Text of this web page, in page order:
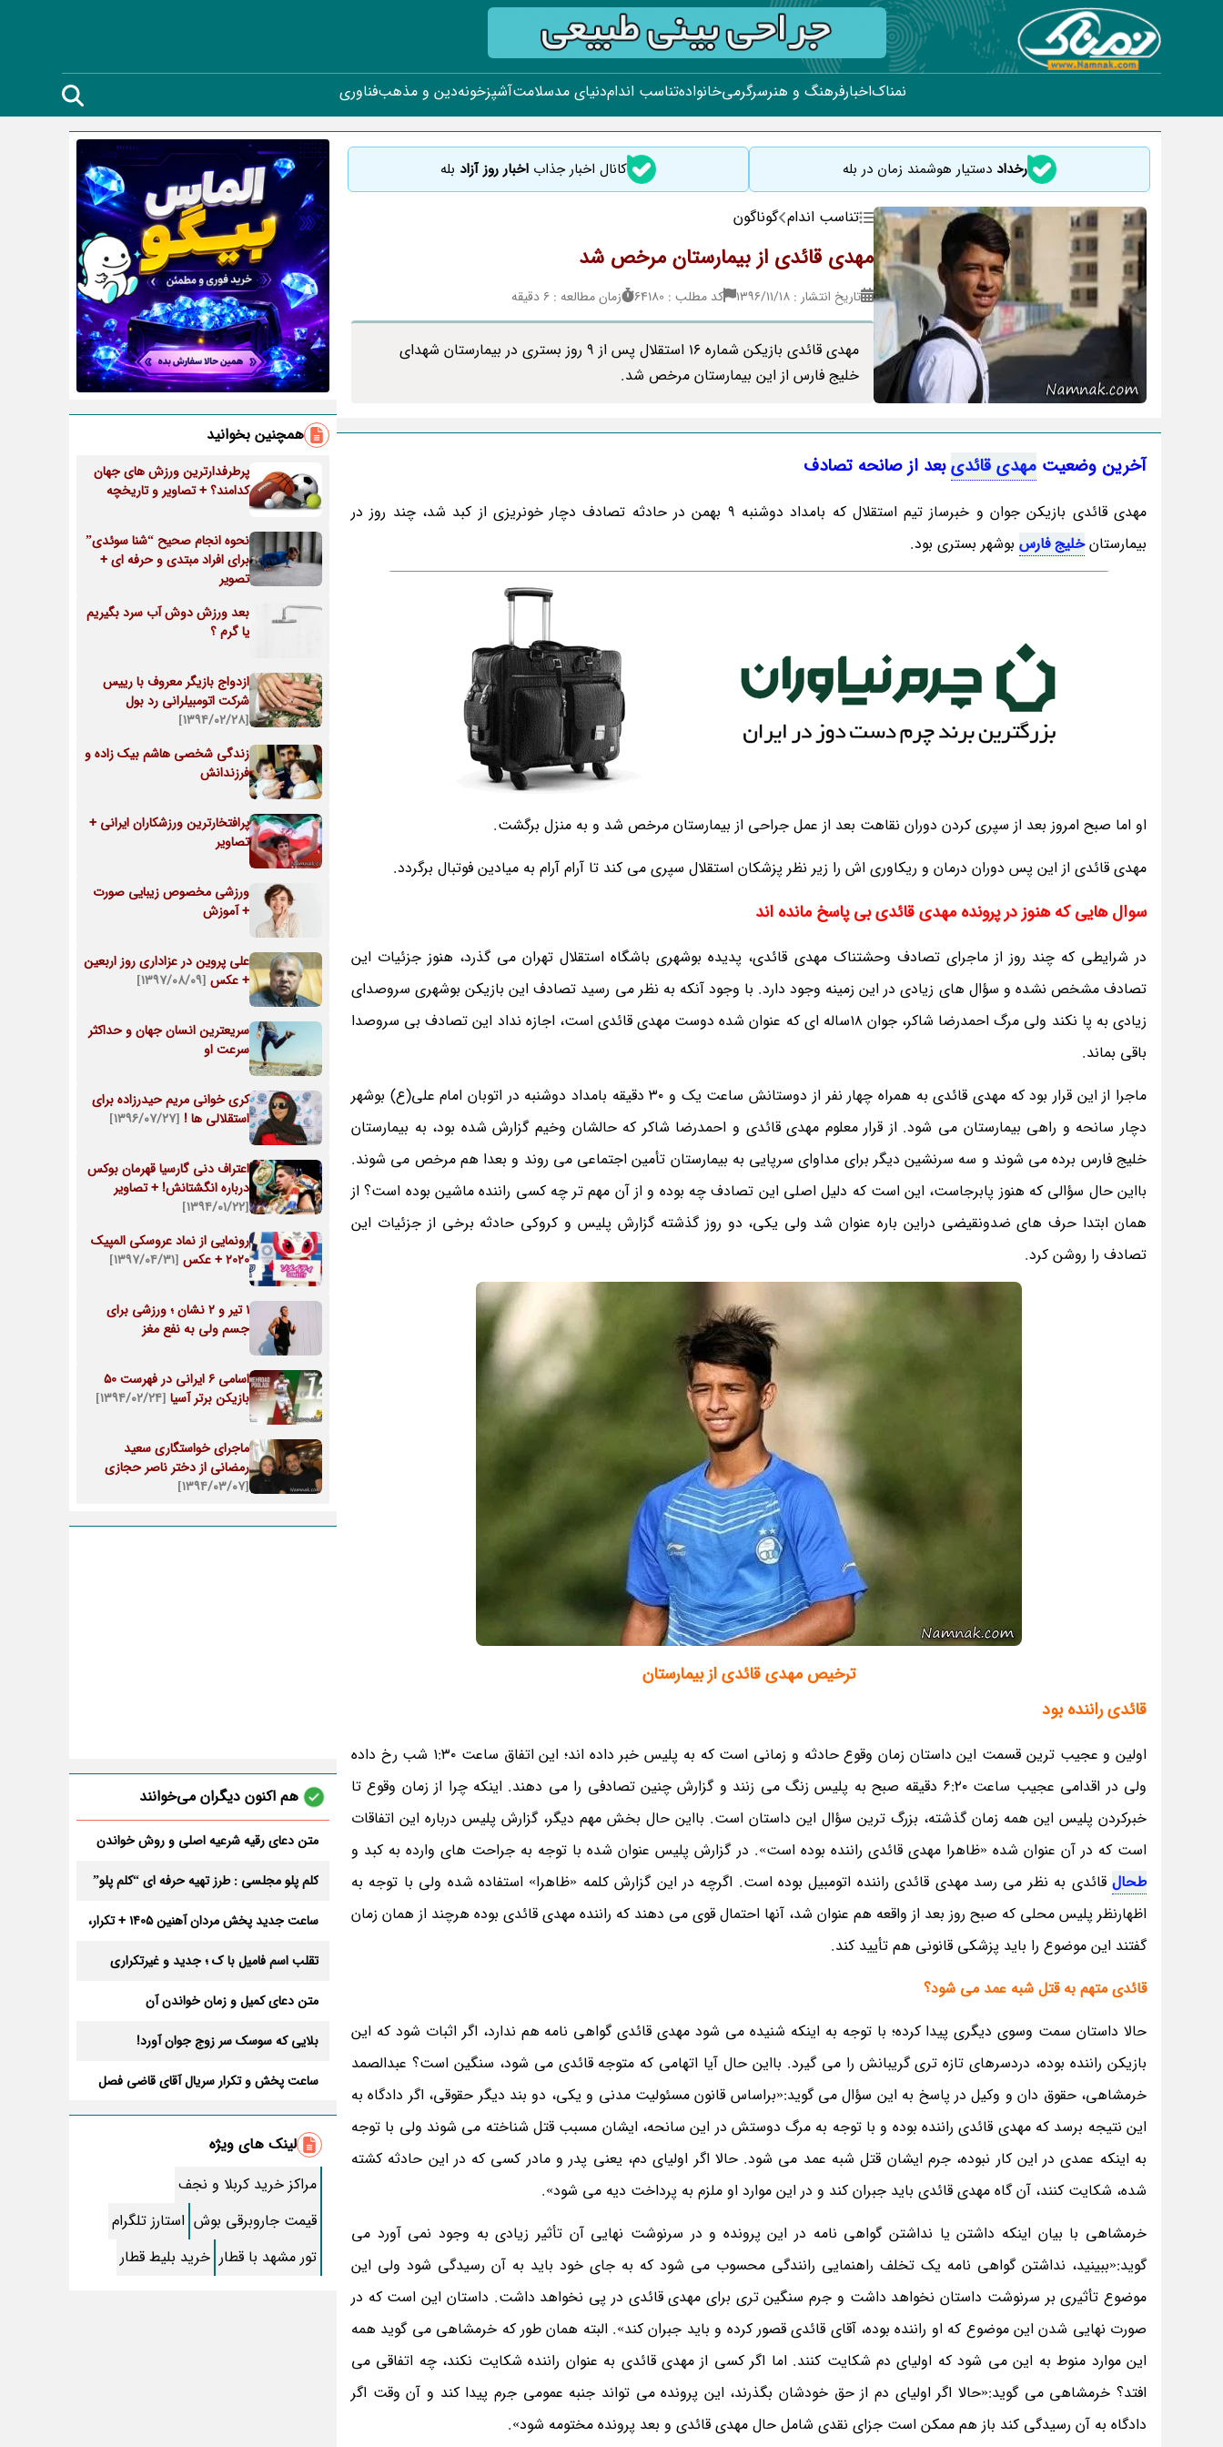
نمناکاخبارفرهنگ و هنرسرگرمیخانوادهتناسب اندامدنیای مدسلامتآشپزخونهدین و مذهبفناوری
رخداد دستیار هوشمند زمان در بله کانال اخبار جذاب اخبار روز آزاد بله
تناسب اندام گوناگون
مهدی قائدی از بیمارستان مرخص شد
تاریخ انتشار : ۱۳۹۶/۱۱/۱۸ کد مطلب : 64180 زمان مطالعه : 6 دقیقه
مهدی قائدی بازیکن شماره 16 استقلال پس از 9 روز بستری در بیمارستان شهدای
خلیج فارس از این بیمارستان مرخص شد.
آخرین وضعیت مهدی قائدیبعد از صانحه تصادف
مهدی قائدی بازیکن جوان و خبرساز تیم استقلال که بامداد دوشنبه 9 بهمن در حادثه تصادف دچار خونریزی از کبد شد، چند روز در
بیمارستانخلیج فارس بوشهر بستری بود.
او اما صبح امروز بعد از سپری کردن دوران نقاهت بعد از عمل جراحی از بیمارستان مرخص شد و به منزل برگشت.
مهدی قائدی از این پس دوران درمان و ریکاوری اش را زیر نظر پزشکان استقلال سپری می کند تا آرام آرام به میادین فوتبال برگردد.
سوال هایی که هنوز در پرونده مهدی قائدی بی پاسخ مانده اند
در شرایطی که چند روز از ماجرای تصادف وحشتناک مهدی قائدی، پدیده بوشهری باشگاه استقلال تهران می گذرد، هنوز جزئیات این
تصادف مشخص نشده و سؤال های زیادی در این زمینه وجود دارد. با وجود آنکه به نظر می رسید تصادف این بازیکن بوشهری سروصدای
زیادی به پا نکند ولی مرگ احمدرضا شاکر، جوان ١٨ساله ای که عنوان شده دوست مهدی قائدی است، اجازه نداد این تصادف بی سروصدا
باقی بماند.
ماجرا از این قرار بود که مهدی قائدی به همراه چهار نفر از دوستانش ساعت یک و ٣٠ دقیقه بامداد دوشنبه در اتوبان امام علی(ع) بوشهر
دچار سانحه و راهی بیمارستان می شود. از قرار معلوم مهدی قائدی و احمدرضا شاکر که حالشان وخیم گزارش شده بود، به بیمارستان
خلیج فارس برده می شوند و سه سرنشین دیگر برای مداوای سرپایی به بیمارستان تأمین اجتماعی می روند و بعدا هم مرخص می شوند.
بااین حال سؤالی که هنوز پابرجاست، این است که دلیل اصلی این تصادف چه بوده و از آن مهم تر چه کسی راننده ماشین بوده است؟ از
همان ابتدا حرف های ضدونقیضی دراین باره عنوان شد ولی یکی، دو روز گذشته گزارش پلیس و کروکی حادثه برخی از جزئیات این
تصادف را روشن کرد.
ترخیص مهدی قائدی از بیمارستان
قائدی راننده بود
اولین و عجیب ترین قسمت این داستان زمان وقوع حادثه و زمانی است که به پلیس خبر داده اند؛ این اتفاق ساعت ١:٣٠ شب رخ داده
ولی در اقدامی عجیب ساعت ٦:٢٠ دقیقه صبح به پلیس زنگ می زنند و گزارش چنین تصادفی را می دهند. اینکه چرا از زمان وقوع تا
خبرکردن پلیس این همه زمان گذشته، بزرگ ترین سؤال این داستان است. بااین حال بخش مهم دیگر، گزارش پلیس درباره این اتفاقات
است که در آن عنوان شده «ظاهرا مهدی قائدی راننده بوده است». در گزارش پلیس عنوان شده با توجه به جراحت های وارده به کبد و
طحال قائدی به نظر می رسد مهدی قائدی راننده اتومبیل بوده است. اگرچه در این گزارش کلمه «ظاهرا» استفاده شده ولی با توجه به
اظهارنظر پلیس محلی که صبح روز بعد از واقعه هم عنوان شد، آنها احتمال قوی می دهند که راننده مهدی قائدی بوده هرچند از همان زمان
گفتند این موضوع را باید پزشکی قانونی هم تأیید کند.
قائدی متهم به قتل شبه عمد می شود؟
حالا داستان سمت وسوی دیگری پیدا کرده؛ با توجه به اینکه شنیده می شود مهدی قائدی گواهی نامه هم ندارد، اگر اثبات شود که این
بازیکن راننده بوده، دردسرهای تازه تری گریبانش را می گیرد. بااین حال آیا اتهامی که متوجه قائدی می شود، سنگین است؟ عبدالصمد
خرمشاهی، حقوق دان و وکیل در پاسخ به این سؤال می گوید:«براساس قانون مسئولیت مدنی و یکی، دو بند دیگر حقوقی، اگر دادگاه به
این نتیجه برسد که مهدی قائدی راننده بوده و با توجه به مرگ دوستش در این سانحه، ایشان مسبب قتل شناخته می شوند ولی با توجه
به اینکه عمدی در این کار نبوده، جرم ایشان قتل شبه عمد می شود. حالا اگر اولیای دم، یعنی پدر و مادر کسی که در این حادثه کشته
شده، شکایت کنند، آن گاه مهدی قائدی باید جبران کند و در این موارد او ملزم به پرداخت دیه می شود».
خرمشاهی با بیان اینکه داشتن یا نداشتن گواهی نامه در این پرونده و در سرنوشت نهایی آن تأثیر زیادی به وجود نمی آورد می
گوید:«ببینید، نداشتن گواهی نامه یک تخلف راهنمایی رانندگی محسوب می شود که به جای خود باید به آن رسیدگی شود ولی این
موضوع تأثیری بر سرنوشت داستان نخواهد داشت و جرم سنگین تری برای مهدی قائدی در پی نخواهد داشت. داستان این است که در
صورت نهایی شدن این موضوع که او راننده بوده، آقای قائدی قصور کرده و باید جبران کند». البته همان طور که خرمشاهی می گوید همه
این موارد منوط به این می شود که اولیای دم شکایت کنند. اما اگر کسی از مهدی قائدی به عنوان راننده شکایت نکند، چه اتفاقی می
افتد؟ خرمشاهی می گوید:«حالا اگر اولیای دم از حق خودشان بگذرند، این پرونده می تواند جنبه عمومی جرم پیدا کند و آن وقت اگر
دادگاه به آن رسیدگی کند باز هم ممکن است جزای نقدی شامل حال مهدی قائدی و بعد پرونده مختومه شود».
همچنین بخوانید
پرطرفدارترین ورزش های جهان
کدامند؟ + تصاویر و تاریخچه
نحوه انجام صحیح “شنا سوئدی”
برای افراد مبتدی و حرفه ای +
تصویر
بعد ورزش دوش آب سرد بگیریم
یا گرم ؟
ازدواج بازیگر معروف با رییس
شرکت اتومبیلرانی رد بول
[۱۳۹۴/۰۲/۲۸]
زندگی شخصی هاشم بیک زاده و
فرزندانش
پرافتخارترین ورزشکاران ایرانی +
تصاویر
ورزشی مخصوص زیبایی صورت
+ آموزش
علی پروین در عزاداری روز اربعین
+ عکس [۱۳۹۷/۰۸/۰۹]
سریعترین انسان جهان و حداکثر
سرعت او
کری خوانی مریم حیدرزاده برای
استقلالی ها ! [۱۳۹۶/۰۷/۲۷]
اعتراف دنی گارسیا قهرمان بوکس
درباره انگشتانش! + تصاویر
[۱۳۹۴/۰۱/۲۲]
رونمایی از نماد عروسکی المپیک
2020 + عکس
[۱۳۹۷/۰۴/۳۱]
1 تیر و 2 نشان ؛ ورزشی برای
جسم ولی به نفع مغز
اسامی 6 ایرانی در فهرست 50
بازیکن برتر آسیا [۱۳۹۴/۰۲/۲۴]
ماجرای خواستگاری سعید
رمضانی از دختر ناصر حجازی
[۱۳۹۴/۰۳/۰۷]
هم اکنون دیگران می‌خوانند
متن دعای رقیه شرعیه اصلی و روش خواندن
کلم پلو مجلسی : طرز تهیه حرفه ای “کلم پلو”
ساعت جدید پخش مردان آهنین 1405 + تکرار،
تقلب اسم فامیل با ک ؛ جدید و غیرتکراری
متن دعای کمیل و زمان خواندن آن
بلایی که سوسک سر زوج جوان آورد!
ساعت پخش و تکرار سریال آقای قاضی فصل
طرز تهیه سالاد ماکارونی خانگی خوشمزه و
لذیذ + آموزش تصویری
طرز تهیه پاستا با سس آلفردو و مرغ فوری +
آموزش تصویری پنه
جواب کامل اسم فامیل با “س”
ماه قرمز نشانه آخر دنیا در آسمان ظاهر شد !
جملات زیبا برای بهترین پدر دنیا
لینک های ویژه
مراکز خرید کربلا و نجف
قیمت جاروبرقی بوش استارز تلگرام
تور مشهد با قطار خرید بلیط قطار